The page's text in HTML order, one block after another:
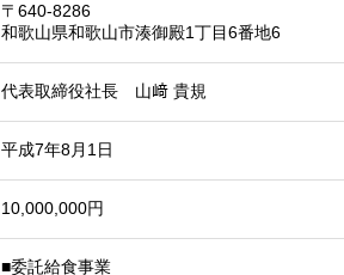
〒640-8286
和歌山県和歌山市湊御殿1丁目6番地6
代表取締役社長 山﨑 貴規
平成7年8月1日
10,000,000円
■委託給食事業